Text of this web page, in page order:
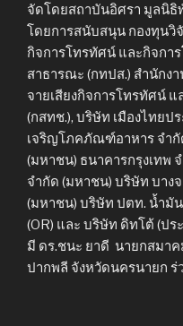
จัดโดยสถาบันอิศรา มูลนิ
โดยการสนับสนุน กองทุนวิ
กิจการโทรทัศน์ และกิจกา
สาธารณะ (กทปส.) สำนักง
จายเสียงกิจการโทรทัศน์
(กสทช.), บริษัท เมืองไทยป
เจริญโภคภัณฑ์อาหาร จำ
(มหาชน) ธนาคารกรุงเทพ
จำกัด (มหาชน) บริษัท บาง
(มหาชน) บริษัท ปตท. น้ำมั
(OR) และ บริษัท ดิทโต้ (ปร
มี ดร.ชนะ ยาดี นายกสมาค
ปากพลี จังหวัดนครนายก ร่